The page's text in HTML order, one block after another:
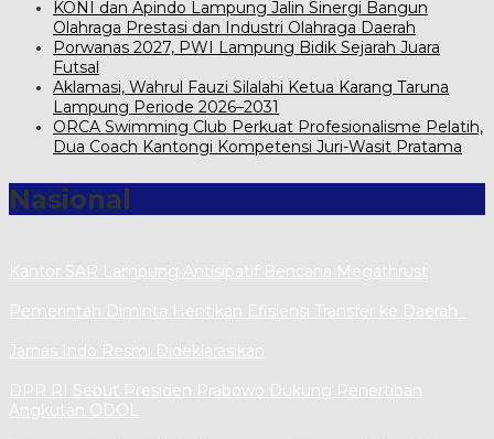
KONI dan Apindo Lampung Jalin Sinergi Bangun
Olahraga Prestasi dan Industri Olahraga Daerah
Porwanas 2027, PWI Lampung Bidik Sejarah Juara
Futsal
Aklamasi, Wahrul Fauzi Silalahi Ketua Karang Taruna
Lampung Periode 2026–2031
ORCA Swimming Club Perkuat Profesionalisme Pelatih,
Dua Coach Kantongi Kompetensi Juri-Wasit Pratama
Nasional
Kantor SAR Lampung Antisipatif Bencana Megathrust
Pemerintah Diminta Hentikan Efisiensi Transfer ke Daerah
Jarnas Indo Resmi Dideklarasikan
DPR RI Sebut Presiden Prabowo Dukung Penertiban
Angkutan ODOL